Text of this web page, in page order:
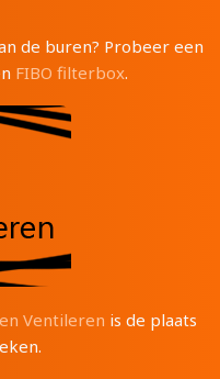
de buren? Probeer een
FIBO filterbox.
Ventileren is de plaats